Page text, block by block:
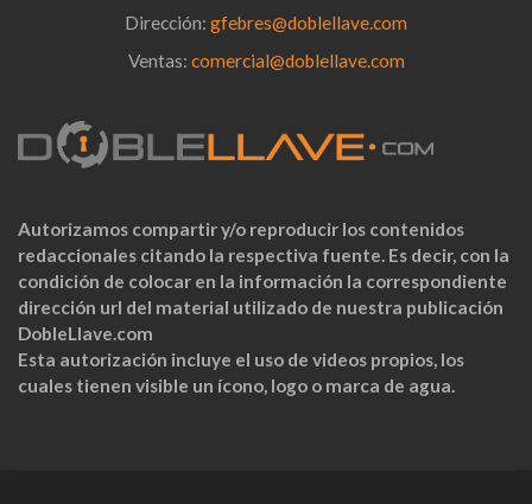
Dirección: gfebres@doblellave.com
Ventas: comercial@doblellave.com
Autorizamos compartir y/o reproducir los contenidos
redaccionales citando la respectiva fuente. Es decir, con la
condición de colocar en la información la correspondiente
dirección url del material utilizado de nuestra publicación
DobleLlave.com
Esta autorización incluye el uso de videos propios, los
cuales tienen visible un ícono, logo o marca de agua.